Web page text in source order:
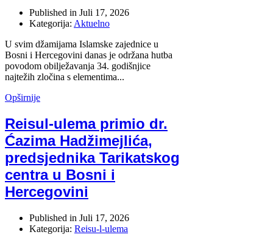
Published in Juli 17, 2026
Kategorija: Aktuelno
U svim džamijama Islamske zajednice u
Bosni i Hercegovini danas je održana hutba
povodom obilježavanja 34. godišnjice
najtežih zločina s elementima...
Opširnije
Reisul-ulema primio dr.
Ćazima Hadžimejlića,
predsjednika Tarikatskog
centra u Bosni i
Hercegovini
Published in Juli 17, 2026
Kategorija: Reisu-l-ulema